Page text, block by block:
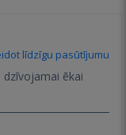
līdzīgu pasūtījumu
dzīvojamai ēkai